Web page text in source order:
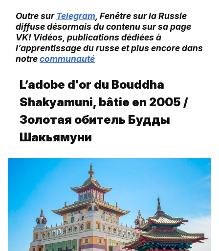
Outre surTelegram , Fenêtre sur la Russie
diffuse désormais du contenu sur sa page
VK! Vidéos, publications dédiées à
l’apprentissage du russe et plus encore dans
notrecommunauté
L’adobe d'or du Bouddha
Shakyamuni, bâtie en 2005 /
Золотая обитель Будды
Шакьямуни